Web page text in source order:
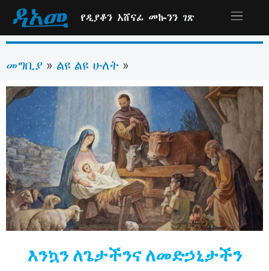
የዲያቆን አሸናፊ መኰንን ገጽ
መግቢያ » ልዩ ልዩ ሁለት »
እንኳን ለጌታችንና ለመድኃኒታችን